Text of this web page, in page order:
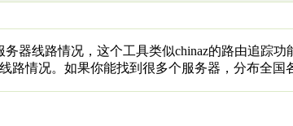
器线路情况，这个工具类似chinaz的路由追踪功
路情况。如果你能找到很多个服务器，分布全国